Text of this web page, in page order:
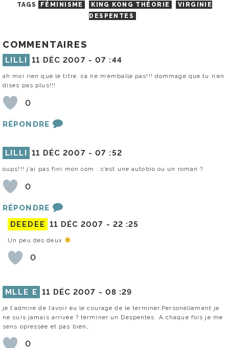
TAGS FÉMINISME KING KONG THÉORIE
VIRGINIE
DESPENTES
COMMENTAIRES
LILLI 11 DÉC 2007 -07 :44
ah moi rien que le titre, ca ne m’emballe pas!!! dommage que tu n’en
dises pas plus!!!
0
RÉPONDRE
LILLI 11 DÉC 2007 -07 :52
oups!!! j’ai pas fini mon com : c’est une autobio ou un roman ?
0
RÉPONDRE
DEEDEE 11 DÉC 2007 - 22 :25
Un peu des deux
0
MLLE E 11 DÉC 2007 - 08 :29
je t’admire de l’avoir eu le courage de le terminer.Personellement je
ne suis jamais arrivée ? terminer un Despentes. A chaque fois je me
sens opressée et pas bien…
0